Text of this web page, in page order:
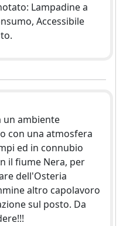
Lampadine a
Accessibile
un ambiente
con una atmosfera
ed in connubio
il fiume Nera, per
dell'Osteria
altro capolavoro
sul posto. Da